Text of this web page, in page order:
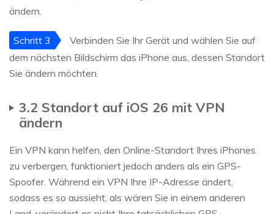
ändern.
Schritt 3
Verbinden Sie Ihr Gerät und wählen Sie auf
dem nächsten Bildschirm das iPhone aus, dessen Standort
Sie ändern möchten.
3.2 Standort auf iOS 26 mit VPN
ändern
Ein VPN kann helfen, den Online-Standort Ihres iPhones
zu verbergen, funktioniert jedoch anders als ein GPS-
Spoofer. Während ein VPN Ihre IP-Adresse ändert,
sodass es so aussieht, als wären Sie in einem anderen